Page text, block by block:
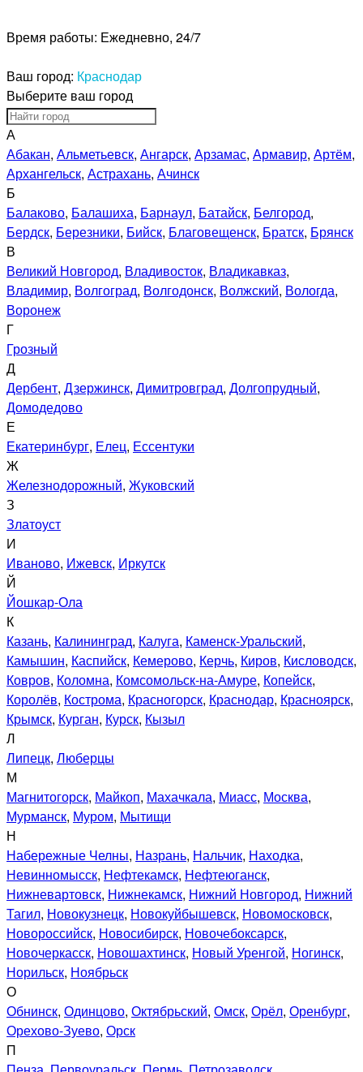
Время работы: Ежедневно, 24/7
Ваш город: Краснодар
Выберите ваш город
А
Абакан, Альметьевск, Ангарск, Арзамас, Армавир, Артём,
Архангельск, Астрахань, Ачинск
Б
Балаково, Балашиха, Барнаул, Батайск, Белгород,
Бердск, Березники, Бийск, Благовещенск, Братск, Брянск
В
Великий Новгород, Владивосток, Владикавказ,
Владимир, Волгоград, Волгодонск, Волжский, Вологда,
Воронеж
Г
Грозный
Д
Дербент, Дзержинск, Димитровград, Долгопрудный,
Домодедово
Е
Екатеринбург, Елец, Ессентуки
Ж
Железнодорожный, Жуковский
З
Златоуст
И
Иваново, Ижевск, Иркутск
Й
Йошкар-Ола
К
Казань, Калининград, Калуга, Каменск-Уральский,
Камышин, Каспийск, Кемерово, Керчь, Киров, Кисловодск,
Ковров, Коломна, Комсомольск-на-Амуре, Копейск,
Королёв, Кострома, Красногорск, Краснодар, Красноярск,
Крымск, Курган, Курск, Кызыл
Л
Липецк, Люберцы
М
Магнитогорск, Майкоп, Махачкала, Миасс, Москва,
Мурманск, Муром, Мытищи
Н
Набережные Челны, Назрань, Нальчик, Находка,
Невинномысск, Нефтекамск, Нефтеюганск,
Нижневартовск, Нижнекамск, Нижний Новгород, Нижний
Тагил, Новокузнецк, Новокуйбышевск, Новомосковск,
Новороссийск, Новосибирск, Новочебоксарск,
Новочеркасск, Новошахтинск, Новый Уренгой, Ногинск,
Норильск, Ноябрьск
О
Обнинск, Одинцово, Октябрьский, Омск, Орёл, Оренбург,
Орехово-Зуево, Орск
П